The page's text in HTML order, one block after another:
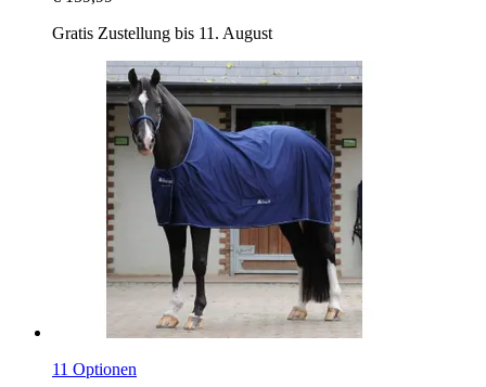
Gratis Zustellung bis 11. August
11 Optionen